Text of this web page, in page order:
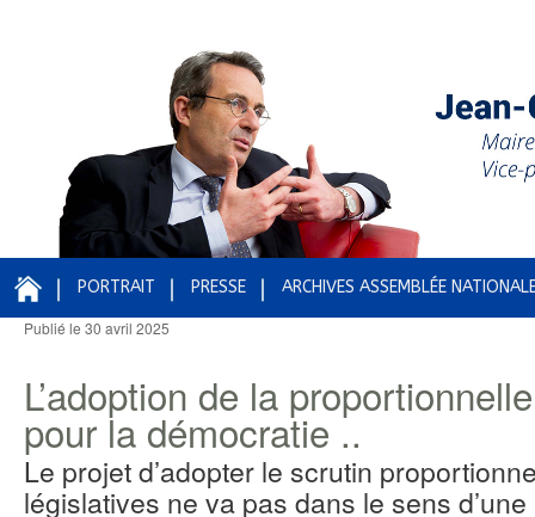
PORTRAIT PRESSE ARCHIVES ASSEMBLÉE
L’adoption de la
pour la démocratie ..
Publié le 30 avril 2025
Le projet d’adopter le scrutin
législatives ne va pas dans le sens